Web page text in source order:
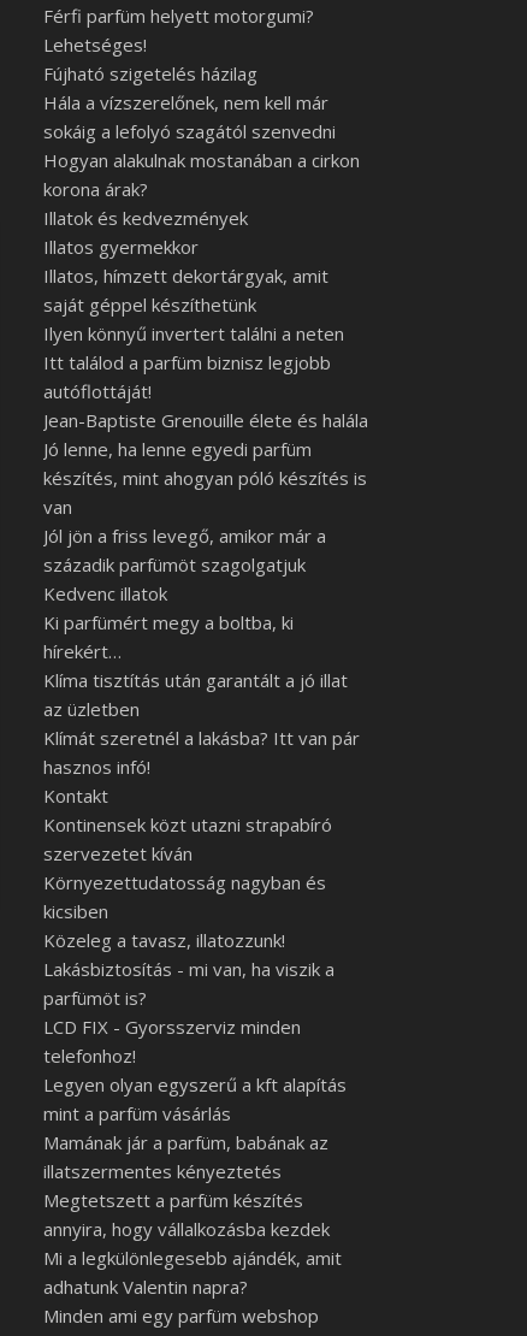
Férfi parfüm helyett motorgumi?
Lehetséges!
Fújható szigetelés házilag
Hála a vízszerelőnek, nem kell már
sokáig a lefolyó szagától szenvedni
Hogyan alakulnak mostanában a cirkon
korona árak?
Illatok és kedvezmények
Illatos gyermekkor
Illatos, hímzett dekortárgyak, amit
saját géppel készíthetünk
Ilyen könnyű invertert találni a neten
Itt találod a parfüm biznisz legjobb
autóflottáját!
Jean-Baptiste Grenouille élete és halála
Jó lenne, ha lenne egyedi parfüm
készítés, mint ahogyan póló készítés is
van
Jól jön a friss levegő, amikor már a
századik parfümöt szagolgatjuk
Kedvenc illatok
Ki parfümért megy a boltba, ki
hírekért…
Klíma tisztítás után garantált a jó illat
az üzletben
Klímát szeretnél a lakásba? Itt van pár
hasznos infó!
Kontakt
Kontinensek közt utazni strapabíró
szervezetet kíván
Környezettudatosság nagyban és
kicsiben
Közeleg a tavasz, illatozzunk!
Lakásbiztosítás - mi van, ha viszik a
parfümöt is?
LCD FIX - Gyorsszerviz minden
telefonhoz!
Legyen olyan egyszerű a kft alapítás
mint a parfüm vásárlás
Mamának jár a parfüm, babának az
illatszermentes kényeztetés
Megtetszett a parfüm készítés
annyira, hogy vállalkozásba kezdek
Mi a legkülönlegesebb ajándék, amit
adhatunk Valentin napra?
Minden ami egy parfüm webshop